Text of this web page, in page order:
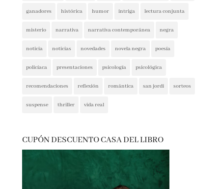
ganadores histórica humor intriga lectura conjunta
misterio narrativa narrativa contemporánea negra
noticia noticias novedades novela negra poesía
policíaca presentaciones psicología psicológica
recomendaciones reflexión romántica san jordi sorteos
suspense thriller vida real
CUPÓN DESCUENTO CASA DEL LIBRO